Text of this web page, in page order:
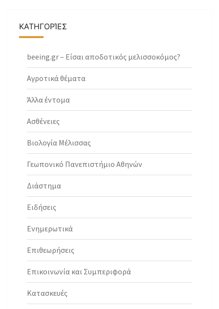
ΚΑΤΗΓΟΡΊΕΣ
beeing.gr – Είσαι αποδοτικός μελισσοκόμος?
Αγροτικά θέματα
Άλλα έντομα
Ασθένειες
Βιολογία Μέλισσας
Γεωπονικό Πανεπιστήμιο Αθηνών
Διάστημα
Ειδήσεις
Ενημερωτικά
Επιθεωρήσεις
Επικοινωνία και Συμπεριφορά
Κατασκευές